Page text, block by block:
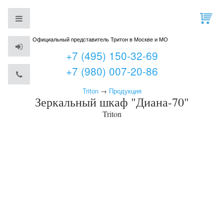
Официальный представитель Тритон в Москве и МО
+7 (495) 150-32-69
+7 (980) 007-20-86
Triton → Продукция
Зеркальный шкаф "Диана-70"
Triton